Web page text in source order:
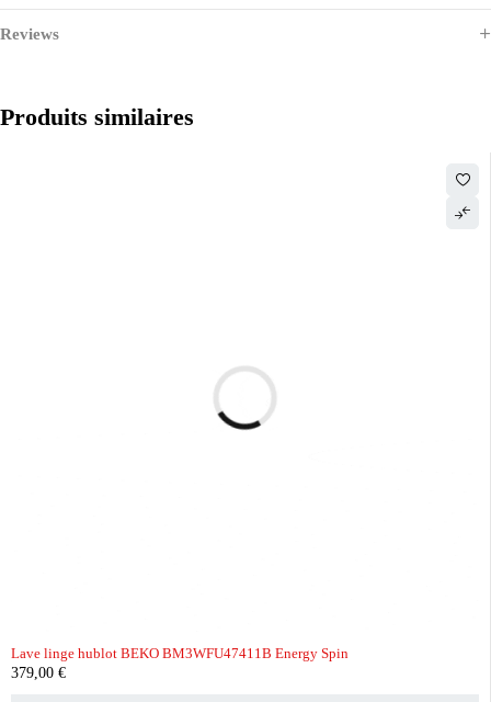
Reviews
Produits similaires
Lave linge hublot BEKO BM3WFU47411B Energy Spin
379,00 €